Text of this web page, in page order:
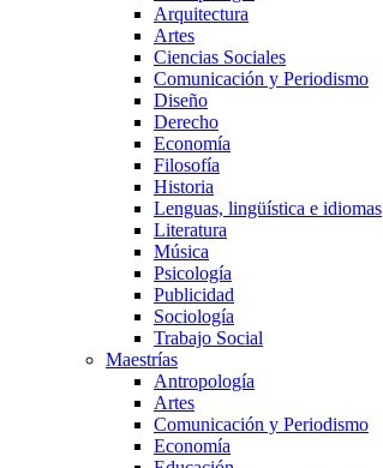
Arquitectura
Artes
Ciencias Sociales
Comunicación y Periodismo
Diseño
Derecho
Economía
Filosofía
Historia
Lenguas, lingüística e idiomas
Literatura
Música
Psicología
Publicidad
Sociología
Trabajo Social
Maestrías
Antropología
Artes
Comunicación y Periodismo
Economía